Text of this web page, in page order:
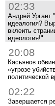
02:33
Андрей Ургант
идеалогия?
вклеить
идеология!"
20:08
Касьянов
«угрозе
политической
02:22
Завершается